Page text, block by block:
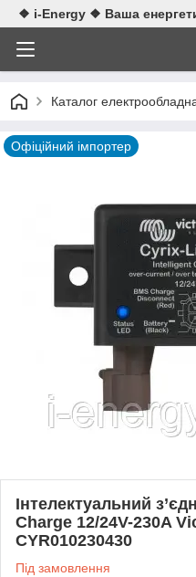
❖ i-Energy ❖ Ваша
Каталог
Офіційний імпортер
Інтелектуальний
Charge 12/24V-230A
CYR010230430
Під замовлення